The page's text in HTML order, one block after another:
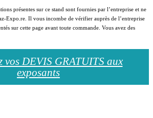
présentes sur ce stand sont fournies par l’entreprise et ne
Expo.re. Il vous incombe de vérifier auprès de l’entreprise
sur cette page avant toute commande. Vous avez des
vos DEVIS GRATUITS aux
exposants